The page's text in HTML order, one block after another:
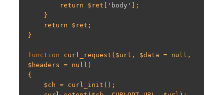
        return $ret[
'body'
];
}
function curl_request($url, $data = null,
$headers = null)
{